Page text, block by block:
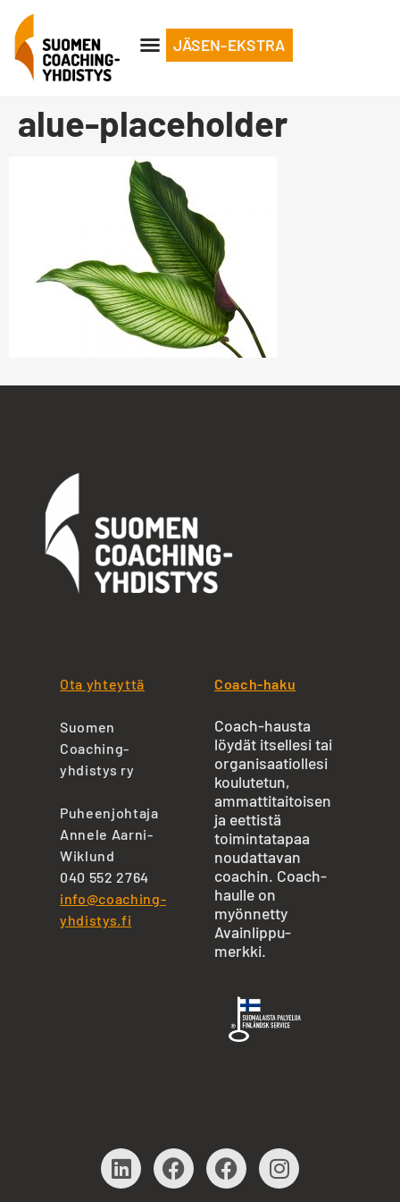
JÄSEN-EKSTRA
alue-placeholder
Ota yhteyttä
Suomen
Coaching-
yhdistys ry
Puheenjohtaja
Annele Aarni-
Wiklund
040 552 2764
info@coaching-
yhdistys.fi
Coach-haku
Coach-hausta
löydät itsellesi tai
organisaatiollesi
koulutetun,
ammattitaitoisen
ja eettistä
toimintatapaa
noudattavan
coachin. Coach-
haulle on
myönnetty
Avainlippu-
merkki.